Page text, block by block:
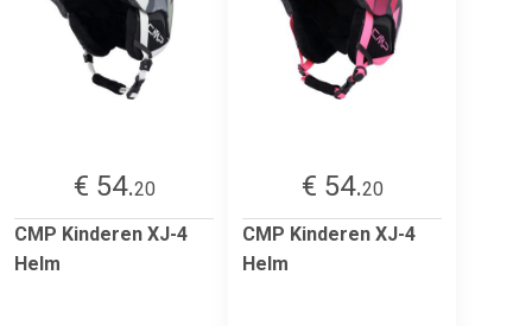
€ 54.20
CMP Kinderen XJ-4
Helm
€ 54.20
CMP Kinderen XJ-4
Helm